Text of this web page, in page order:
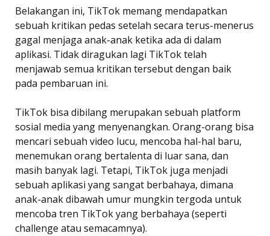
Belakangan ini, TikTok memang mendapatkan
sebuah kritikan pedas setelah secara terus-menerus
gagal menjaga anak-anak ketika ada di dalam
aplikasi. Tidak diragukan lagi TikTok telah
menjawab semua kritikan tersebut dengan baik
pada pembaruan ini.
TikTok bisa dibilang merupakan sebuah platform
sosial media yang menyenangkan. Orang-orang bisa
mencari sebuah video lucu, mencoba hal-hal baru,
menemukan orang bertalenta di luar sana, dan
masih banyak lagi. Tetapi, TikTok juga menjadi
sebuah aplikasi yang sangat berbahaya, dimana
anak-anak dibawah umur mungkin tergoda untuk
mencoba tren TikTok yang berbahaya (seperti
challenge atau semacamnya).